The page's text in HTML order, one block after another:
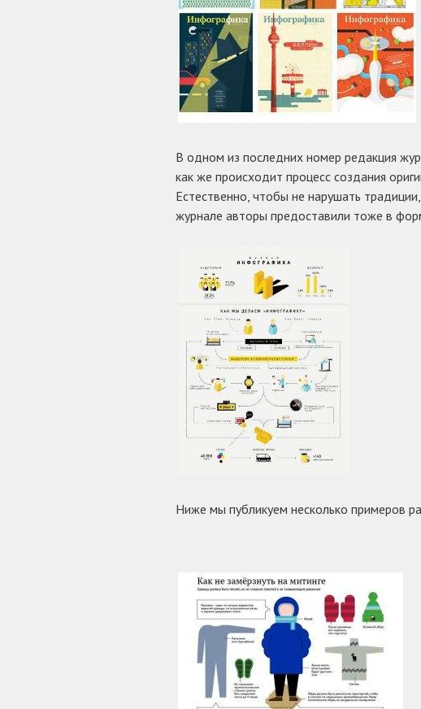
В одном из последних номер редакция
как же происходит процесс создания
Естественно, чтобы не нарушать
журнале авторы предоставили тоже в
Ниже мы публикуем несколько примеров